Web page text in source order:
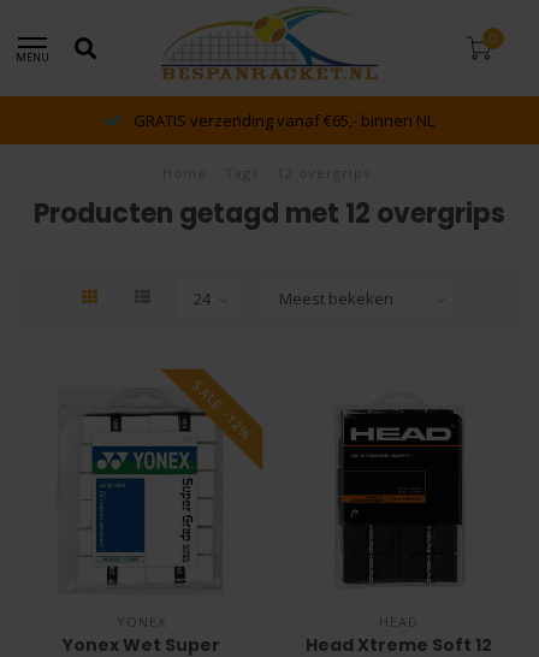
MENU
0
GRATIS verzending vanaf €65,- binnen NL
Producten getagd met 12 overgrips
SALE -12%
YONEX
Yonex Wet Super
HEAD
Head Xtreme Soft 12